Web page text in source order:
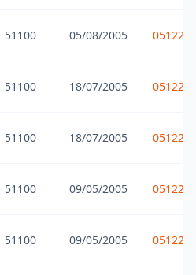
51100 05/08/2005
51100 18/07/2005
51100 18/07/2005
51100 09/05/2005
51100 09/05/2005